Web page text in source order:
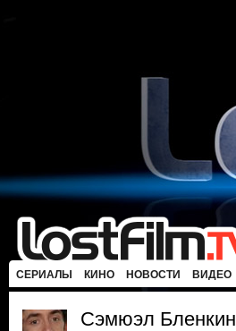
СЕРИАЛЫ КИНО НОВОСТИ ВИДЕО
Сэмюэл Бленкин